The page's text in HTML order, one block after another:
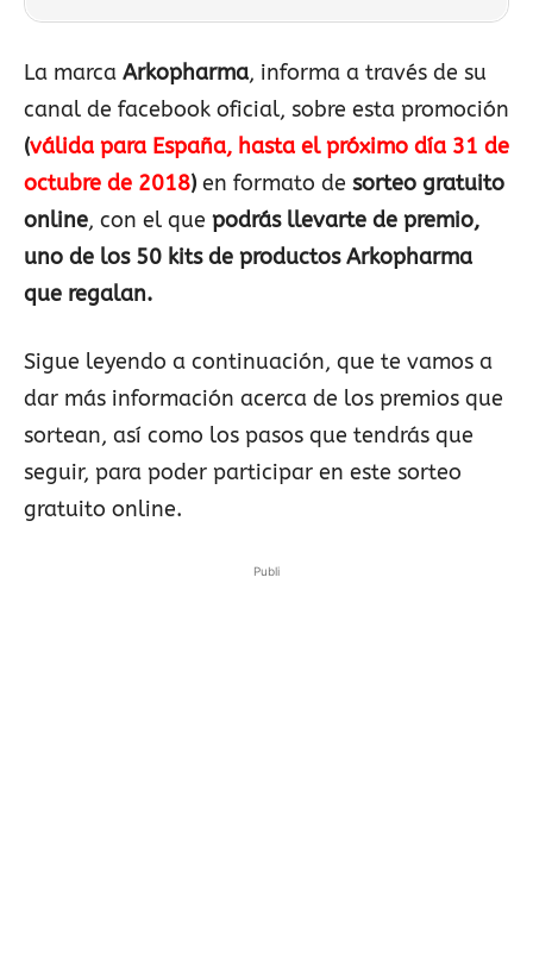
La marca Arkopharma, informa a través de su
canal de facebook oficial, sobre esta promoción
(válida para España, hasta el próximo día 31 de
octubre de 2018) en formato de sorteo gratuito
online, con el que podrás llevarte de premio,
uno de los 50 kits de productos Arkopharma
que regalan.
Sigue leyendo a continuación, que te vamos a
dar más información acerca de los premios que
sortean, así como los pasos que tendrás que
seguir, para poder participar en este sorteo
gratuito online.
Publi